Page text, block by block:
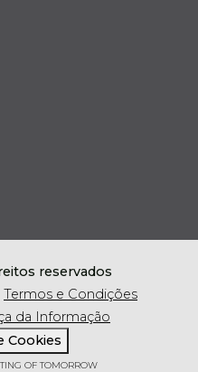
reservados
Termos e Condições
da Informação
Cookies
OF TOMORROW